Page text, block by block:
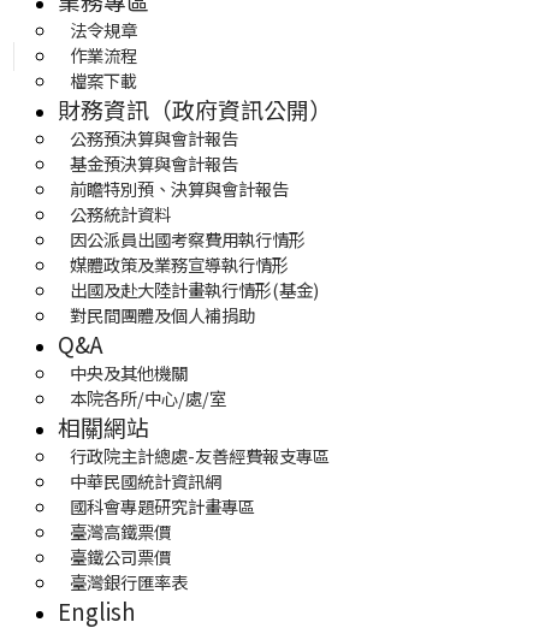
法令規章
作業流程
檔案下載
財務資訊（政府資訊公開）
公務預決算與會計報告
基金預決算與會計報告
前瞻特別預、決算與會計報告
公務統計資料
因公派員出國考察費用執行情形
媒體政策及業務宣導執行情形
出國及赴大陸計畫執行情形(基金)
對民間團體及個人補捐助
Q&A
中央及其他機關
本院各所/中心/處/室
相關網站
行政院主計總處-友善經費報支專區
中華民國統計資訊網
國科會專題研究計畫專區
臺灣高鐵票價
臺鐵公司票價
臺灣銀行匯率表
English